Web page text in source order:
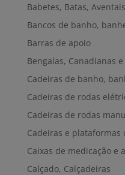
Babetes, Batas,
Bancos de banho,
Barras de apoio
Bengalas, Canadianas
Cadeiras de banho,
Cadeiras de rodas
Cadeiras de rodas
Cadeiras e plataformas
Caixas de medicação e
Calçado, Calçadeiras